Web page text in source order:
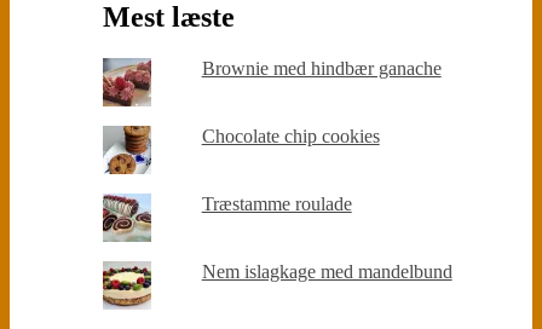
Mest læste
Brownie med hindbær ganache
Chocolate chip cookies
Træstamme roulade
Nem islagkage med mandelbund